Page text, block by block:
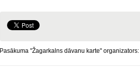
Pasākuma "Žagarkalns dāvanu karte" organizators: